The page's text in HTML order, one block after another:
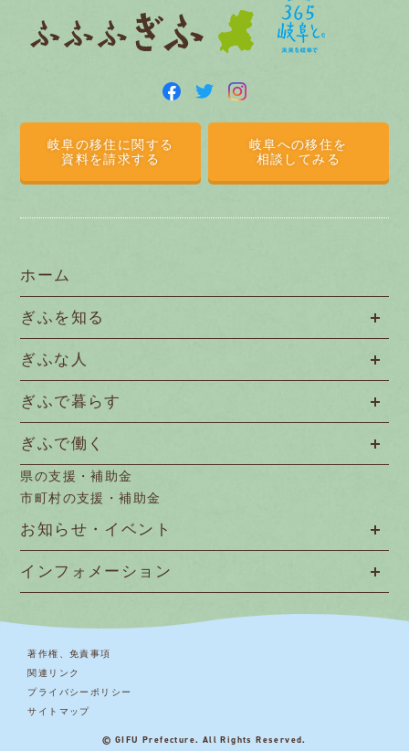
岐阜の移住に関する
資料を請求する
岐阜への移住を
相談してみる
ホーム
ぎふを知る
ぎふな人
ぎふで暮らす
ぎふで働く
県の支援・補助金
市町村の支援・補助金
お知らせ・イベント
インフォメーション
著作権、免責事項
関連リンク
プライバシーポリシー
サイトマップ
© GIFU Prefecture. All Rights Reserved.